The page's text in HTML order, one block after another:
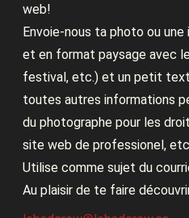
web!
Envoie-nous ta photo ou
et en format paysage avec
festival, etc.) et un petit
toutes autres informations
du photographe pour les
site web de professionel,
Utilise comme sujet du
Au plaisir de te faire